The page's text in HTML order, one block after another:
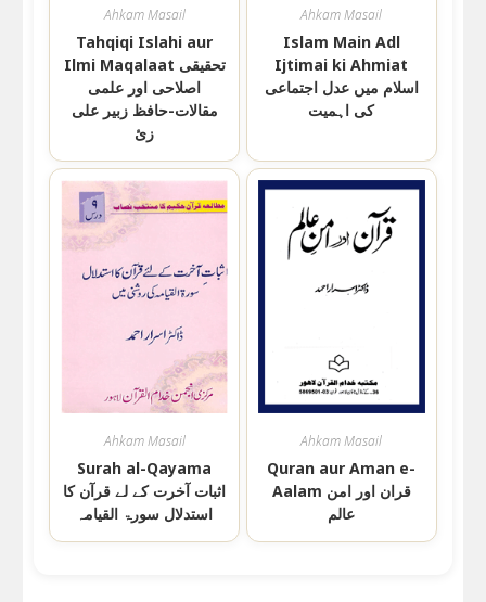
Ahkam Masail
Tahqiqi Islahi aur
Ilmi Maqalaat تحقیقی
اصلاحی اور علمی
مقالات-حافظ زبیر علی
زئ
Ahkam Masail
Islam Main Adl
Ijtimai ki Ahmiat
اسلام میں عدل اجتماعی
کی اہمیت
Ahkam Masail
Surah al-Qayama
اثبات آخرت کے لے قرآن کا
استدلال سورۃ القیامہ
Ahkam Masail
Quran aur Aman e-
Aalam قران اور امن
عالم